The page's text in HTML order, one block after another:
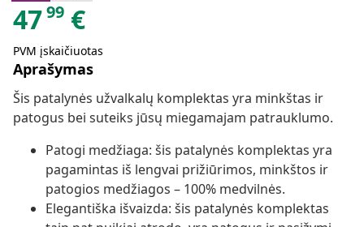
4799 €
PVM įskaičiuotas
Aprašymas
Šis patalynės užvalkalų komplektas yra minkštas ir
patogus bei suteiks jūsų miegamajam patrauklumo.
Patogi medžiaga: šis patalynės komplektas yra
pagamintas iš lengvai prižiūrimos, minkštos ir
patogios medžiagos – 100% medvilnės.
Elegantiška išvaizda: šis patalynės komplektas